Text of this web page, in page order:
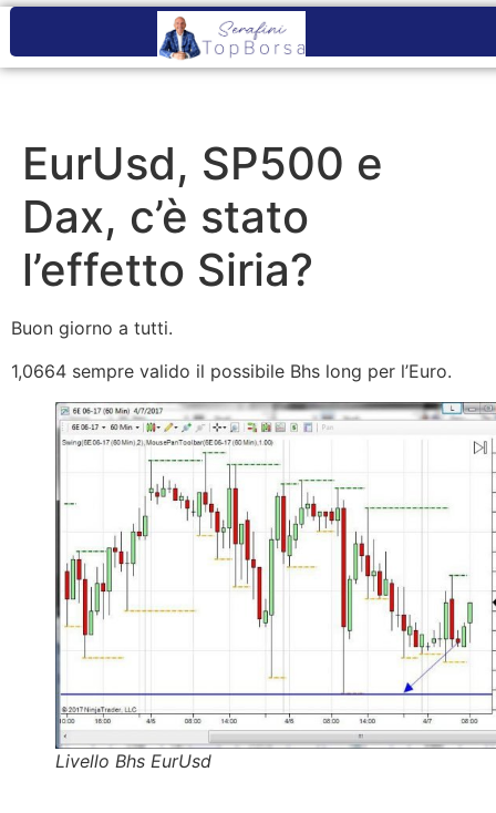
EurUsd, SP500 e
Dax, c’è stato
l’effetto Siria?
Buon giorno a tutti.
1,0664 sempre valido il possibile Bhs long per l’Euro.
Livello Bhs EurUsd